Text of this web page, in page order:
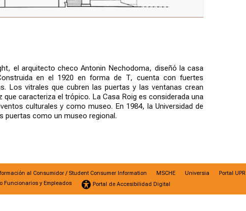
el arquitecto checo Antonin Nechodoma, diseñó la casa
en el 1920 en forma de T, cuenta con fuertes
Los vitrales que cubren las puertas y las ventanas crean
caracteriza el trópico. La Casa Roig es considerada una
culturales y como museo. En 1984, la Universidad de
puertas como un museo regional.
al Consumidor / Student Consumer Information MSCHE Universia Portal UPR
Funcionarios y Empleados Portal de Accesibilidad Digital